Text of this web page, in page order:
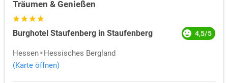
Träumen & Genießen
Burghotel Staufenberg in Staufenberg 4,5/5
Hessen
Hessisches Bergland
(Karte öffnen)